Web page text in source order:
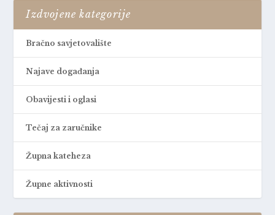
Izdvojene kategorije
Bračno savjetovalište
Najave događanja
Obavijesti i oglasi
Tečaj za zaručnike
Župna kateheza
Župne aktivnosti